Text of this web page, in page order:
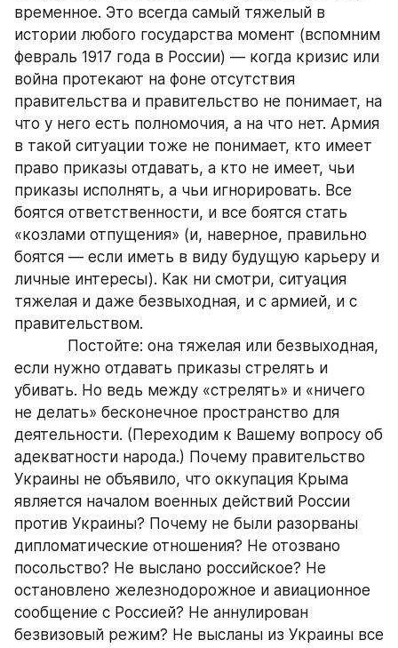
временное. Это всегда самый тяжелый в
истории любого государства момент (вспомним
февраль 1917 года в России) — когда кризис или
война протекают на фоне отсутствия
правительства и правительство не понимает, на
что у него есть полномочия, а на что нет. Армия
в такой ситуации тоже не понимает, кто имеет
право приказы отдавать, а кто не имеет, чьи
приказы исполнять, а чьи игнорировать. Все
боятся ответственности, и все боятся стать
«козлами отпущения» (и, наверное, правильно
боятся — если иметь в виду будущую карьеру и
личные интересы). Как ни смотри, ситуация
тяжелая и даже безвыходная, и с армией, и с
правительством.
Постойте: она тяжелая или безвыходная,
если нужно отдавать приказы стрелять и
убивать. Но ведь между «стрелять» и «ничего
не делать» бесконечное пространство для
деятельности. (Переходим к Вашему вопросу об
адекватности народа.) Почему правительство
Украины не объявило, что оккупация Крыма
является началом военных действий России
против Украины? Почему не были разорваны
дипломатические отношения? Не отозвано
посольство? Не выслано российское? Не
остановлено железнодорожное и авиационное
сообщение с Россией? Не аннулирован
безвизовый режим? Не высланы из Украины все